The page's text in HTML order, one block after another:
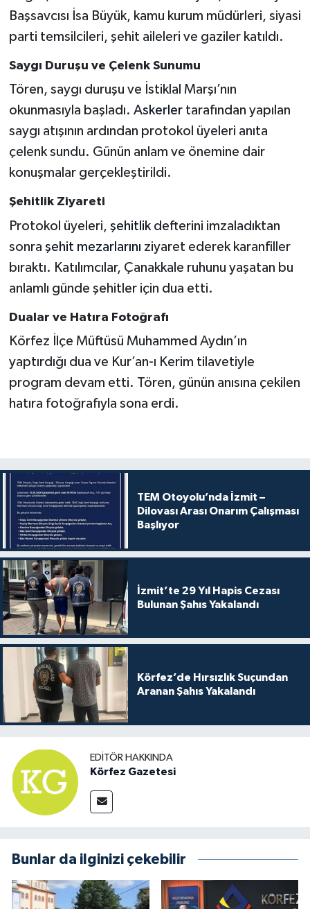
Başsavcısı İsa Büyük, kamu kurum müdürleri, siyasi
parti temsilcileri, şehit aileleri ve gaziler katıldı.
Saygı Duruşu ve Çelenk Sunumu
Tören, saygı duruşu ve İstiklal Marşı’nın
okunmasıyla başladı. Askerler tarafından yapılan
saygı atışının ardından protokol üyeleri anıta
çelenk sundu. Günün anlam ve önemine dair
konuşmalar gerçekleştirildi.
Şehitlik Ziyareti
Protokol üyeleri, şehitlik defterini imzaladıktan
sonra şehit mezarlarını ziyaret ederek karanfiller
bıraktı. Katılımcılar, Çanakkale ruhunu yaşatan bu
anlamlı günde şehitler için dua etti.
Dualar ve Hatıra Fotoğrafı
Körfez İlçe Müftüsü Muhammed Aydın’ın
yaptırdığı dua ve Kur’an-ı Kerim tilavetiyle
program devam etti. Tören, günün anısına çekilen
hatıra fotoğrafıyla sona erdi.
TEM Otoyolu’nda İzmit –
Dilovası Arası Onarım Çalışması
Başlıyor
İzmit’te 29 Yıl Hapis Cezası
Bulunan Şahıs Yakalandı
Körfez’de Hırsızlık Suçundan
Aranan Şahıs Yakalandı
EDITÖR HAKKINDA
Körfez Gazetesi
Bunlar da ilginizi çekebilir